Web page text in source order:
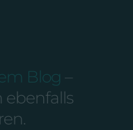
Blog –
ebenfalls